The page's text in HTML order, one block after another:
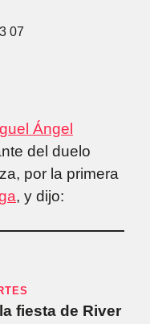
07
Ángel
del duelo
por la primera
, y dijo:
fiesta de River